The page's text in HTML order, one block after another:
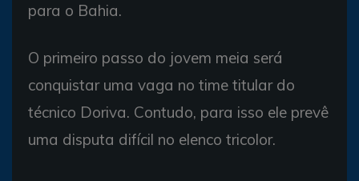
para o Bahia.
O primeiro passo do jovem meia será
conquistar uma vaga no time titular do
técnico Doriva. Contudo, para isso ele prevê
uma disputa difícil no elenco tricolor.